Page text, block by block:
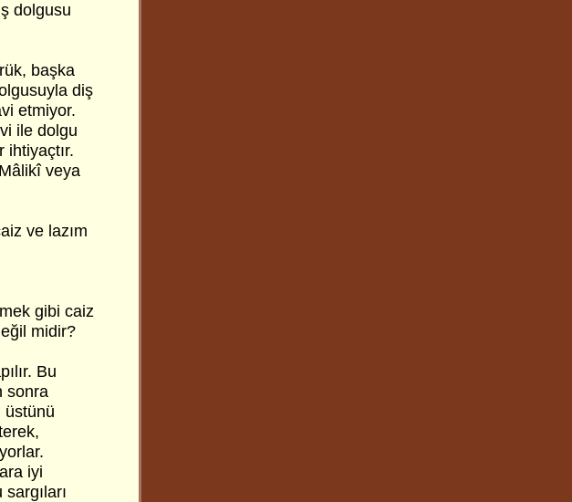
dolgusu
başka
diş
etmiyor.
ile dolgu
ihtiyaçtır.
veya
ve lazım
gibi caiz
midir?
Bu
sonra
üstünü
iyi